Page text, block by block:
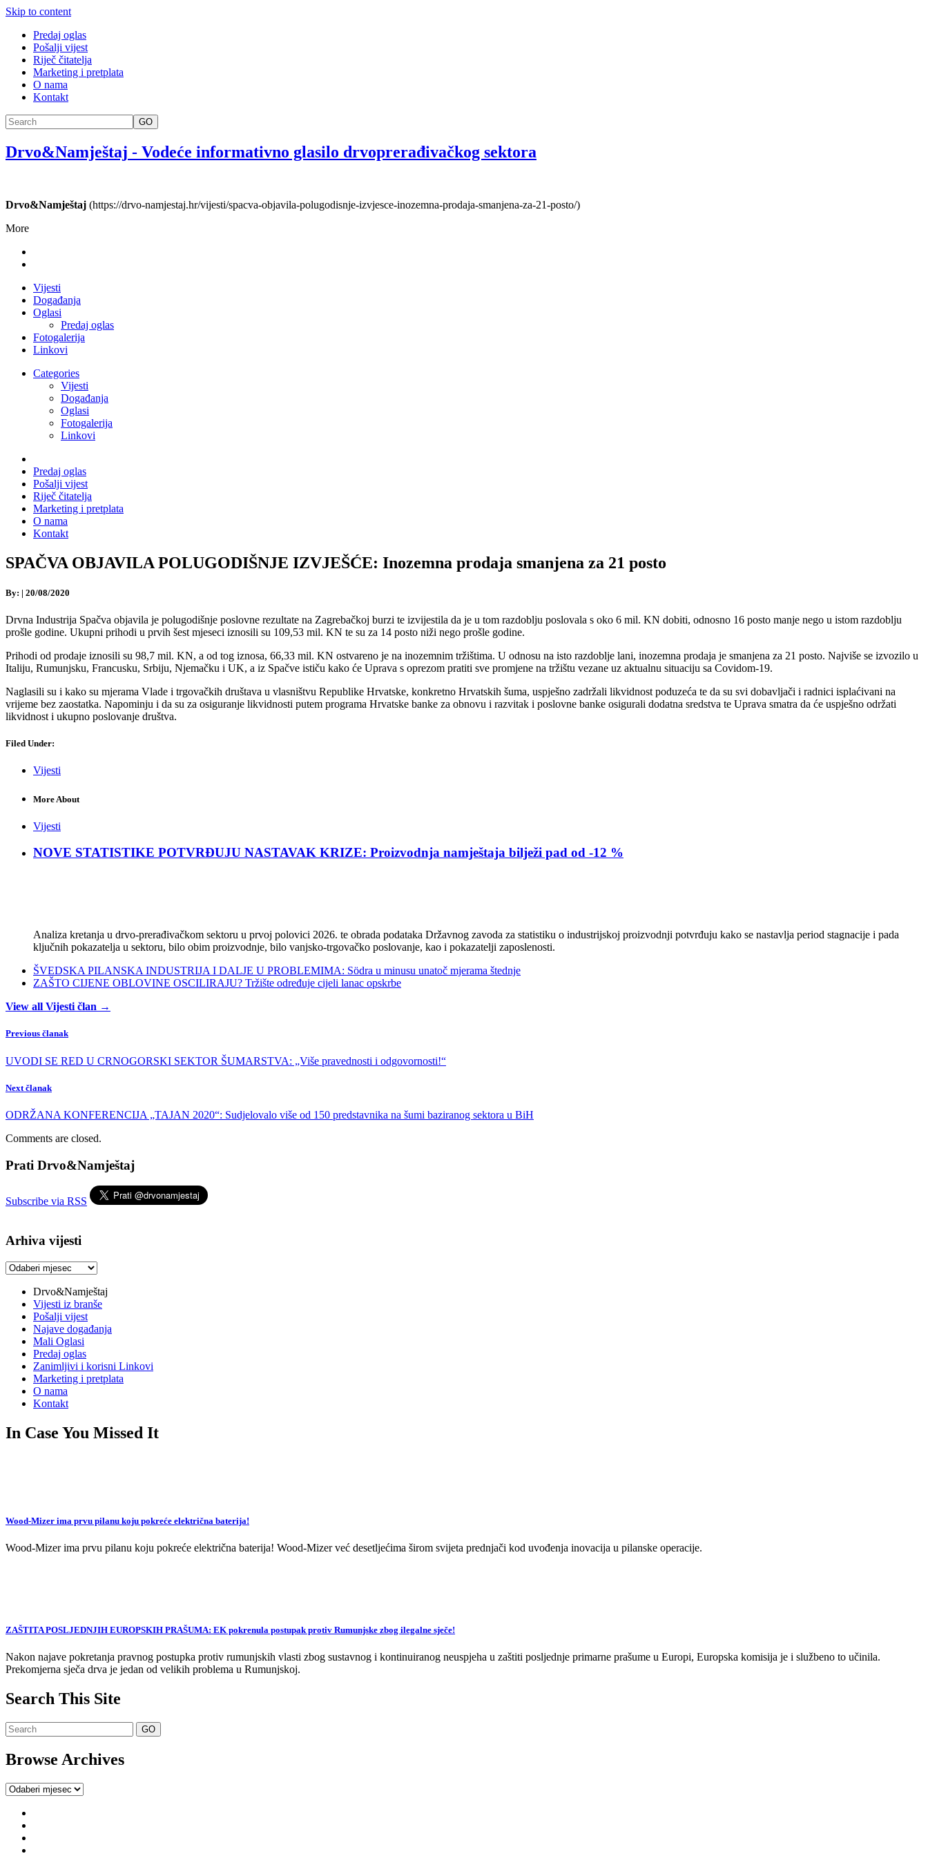
Skip to content
Predaj oglas
Pošalji vijest
Riječ čitatelja
Marketing i pretplata
O nama
Kontakt
GO
Drvo&Namještaj - Vodeće informativno glasilo drvoprerađivačkog sektora
Drvo&Namještaj (https://drvo-namjestaj.hr/vijesti/spacva-objavila-polugodisnje-izvjesce-inozemna-prodaja-smanjena-za-21-posto/)
More
Vijesti
Događanja
Oglasi
Predaj oglas
Fotogalerija
Linkovi
Categories
Vijesti
Događanja
Oglasi
Fotogalerija
Linkovi
Predaj oglas
Pošalji vijest
Riječ čitatelja
Marketing i pretplata
O nama
Kontakt
SPAČVA OBJAVILA POLUGODIŠNJE IZVJEŠĆE: Inozemna prodaja smanjena za 21 posto
By: | 20/08/2020
Drvna Industrija Spačva objavila je polugodišnje poslovne rezultate na Zagrebačkoj burzi te izvijestila da je u tom razdoblju poslovala s oko 6 mil. KN dobiti, odnosno 16 posto manje nego u istom razdoblju
prošle godine. Ukupni prihodi u prvih šest mjeseci iznosili su 109,53 mil. KN te su za 14 posto niži nego prošle godine.
Prihodi od prodaje iznosili su 98,7 mil. KN, a od tog iznosa, 66,33 mil. KN ostvareno je na inozemnim tržištima. U odnosu na isto razdoblje lani, inozemna prodaja je smanjena za 21 posto. Najviše se izvozilo u
Italiju, Rumunjsku, Francusku, Srbiju, Njemačku i UK, a iz Spačve ističu kako će Uprava s oprezom pratiti sve promjene na tržištu vezane uz aktualnu situaciju sa Covidom-19.
Naglasili su i kako su mjerama Vlade i trgovačkih društava u vlasništvu Republike Hrvatske, konkretno Hrvatskih šuma, uspješno zadržali likvidnost poduzeća te da su svi dobavljači i radnici isplaćivani na
vrijeme bez zaostatka. Napominju i da su za osiguranje likvidnosti putem programa Hrvatske banke za obnovu i razvitak i poslovne banke osigurali dodatna sredstva te Uprava smatra da će uspješno održati
likvidnost i ukupno poslovanje društva.
Filed Under:
Vijesti
More About
Vijesti
NOVE STATISTIKE POTVRĐUJU NASTAVAK KRIZE: Proizvodnja namještaja bilježi pad od -12 %
Analiza kretanja u drvo-prerađivačkom sektoru u prvoj polovici 2026. te obrada podataka Državnog zavoda za statistiku o industrijskoj proizvodnji potvrđuju kako se nastavlja period stagnacije i pada
ključnih pokazatelja u sektoru, bilo obim proizvodnje, bilo vanjsko-trgovačko poslovanje, kao i pokazatelji zaposlenosti.
ŠVEDSKA PILANSKA INDUSTRIJA I DALJE U PROBLEMIMA: Södra u minusu unatoč mjerama štednje
ZAŠTO CIJENE OBLOVINE OSCILIRAJU? Tržište određuje cijeli lanac opskrbe
View all Vijesti član →
Previous članak
UVODI SE RED U CRNOGORSKI SEKTOR ŠUMARSTVA: „Više pravednosti i odgovornosti!“
Next članak
ODRŽANA KONFERENCIJA „TAJAN 2020“: Sudjelovalo više od 150 predstavnika na šumi baziranog sektora u BiH
Comments are closed.
Prati Drvo&Namještaj
Subscribe via RSS
Arhiva vijesti
Arhiva
Drvo&Namještaj
Vijesti iz branše
Pošalji vijest
Najave događanja
Mali Oglasi
Predaj oglas
Zanimljivi i korisni Linkovi
Marketing i pretplata
O nama
Kontakt
In Case You Missed It
Wood-Mizer ima prvu pilanu koju pokreće električna baterija!
Wood-Mizer ima prvu pilanu koju pokreće električna baterija! Wood-Mizer već desetljećima širom svijeta prednjači kod uvođenja inovacija u pilanske operacije.
ZAŠTITA POSLJEDNJIH EUROPSKIH PRAŠUMA: EK pokrenula postupak protiv Rumunjske zbog ilegalne sječe!
Nakon najave pokretanja pravnog postupka protiv rumunjskih vlasti zbog sustavnog i kontinuiranog neuspjeha u zaštiti posljednje primarne prašume u Europi, Europska komisija je i službeno to učinila.
Prekomjerna sječa drva je jedan od velikih problema u Rumunjskoj.
Search This Site
Browse Archives
Browse